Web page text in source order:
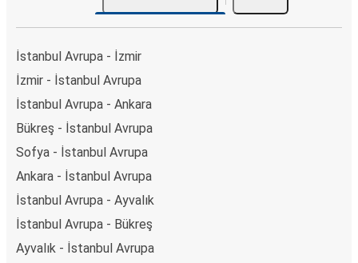
İstanbul Avrupa - İzmir
İzmir - İstanbul Avrupa
İstanbul Avrupa - Ankara
Bükreş - İstanbul Avrupa
Sofya - İstanbul Avrupa
Ankara - İstanbul Avrupa
İstanbul Avrupa - Ayvalık
İstanbul Avrupa - Bükreş
Ayvalık - İstanbul Avrupa